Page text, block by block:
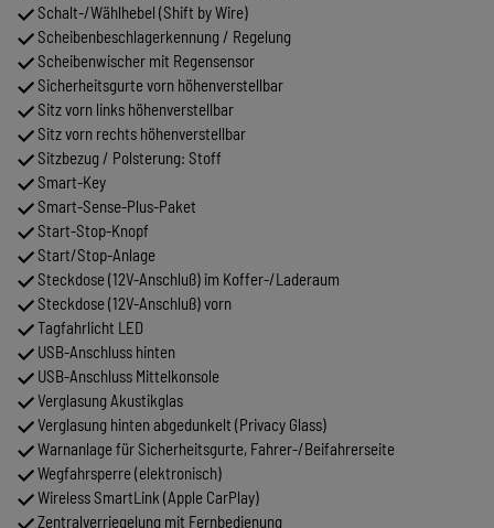
Schalt-/Wählhebel (Shift by Wire)
Scheibenbeschlagerkennung / Regelung
Scheibenwischer mit Regensensor
Sicherheitsgurte vorn höhenverstellbar
Sitz vorn links höhenverstellbar
Sitz vorn rechts höhenverstellbar
Sitzbezug / Polsterung: Stoff
Smart-Key
Smart-Sense-Plus-Paket
Start-Stop-Knopf
Start/Stop-Anlage
Steckdose (12V-Anschluß) im Koffer-/Laderaum
Steckdose (12V-Anschluß) vorn
Tagfahrlicht LED
USB-Anschluss hinten
USB-Anschluss Mittelkonsole
Verglasung Akustikglas
Verglasung hinten abgedunkelt (Privacy Glass)
Warnanlage für Sicherheitsgurte, Fahrer-/Beifahrerseite
Wegfahrsperre (elektronisch)
Wireless SmartLink (Apple CarPlay)
Zentralverriegelung mit Fernbedienung